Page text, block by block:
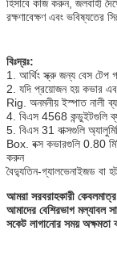
হিসাবে কাজ করুন, জলবাহী
রক্ষণাবেক্ষণ এবং ভবিষ্যতের
বিঃদ্রঃ:
1. আর্থিং স্ক্রু জন্য বেস টেপ
2. যদি প্রয়োজন হয় কভার এবং
Rig. অনমনীয় ইস্পাত নালী
4. বিএস 4568 কন্ডুইটগুলি
5. বিএস 31 বাক্সগুলি
Box. বক্স কভারগুলি 0.80
করুন
বৈদ্যুতিন-গ্যালভেনাইজড বা
আমরা সরবরাহকারী
আমাদের বেশিরভাগ মল্যাবল
সকেট লাগানোর সময় অক্ষমতা